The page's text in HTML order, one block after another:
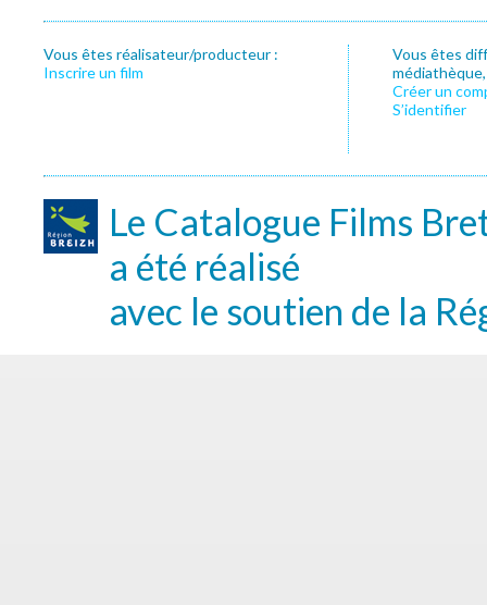
Vous êtes réalisateur/producteur :
Inscrire un film
Vous êtes
Créer un
S’identifier
Le Catalogue Films
a été réalisé
avec le soutien de la